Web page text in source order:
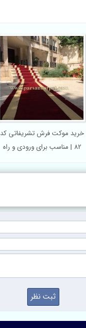
خرید موکت فرش تشریفاتی کد
82 | مناسب برای ورودی و راه